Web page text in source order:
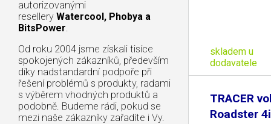
autorizovanými
resellery Watercool, Phobya a
BitsPower.
Od roku 2004 jsme získali tisíce
spokojených zákazníků, především
díky nadstandardní podpoře při
řešení problémů s produkty, radami
s výběrem vhodných produktů a
podobně. Budeme rádi, pokud se
mezi naše zákazníky zařadíte i Vy.
skladem u
dodavatele
TRACER
Roadster